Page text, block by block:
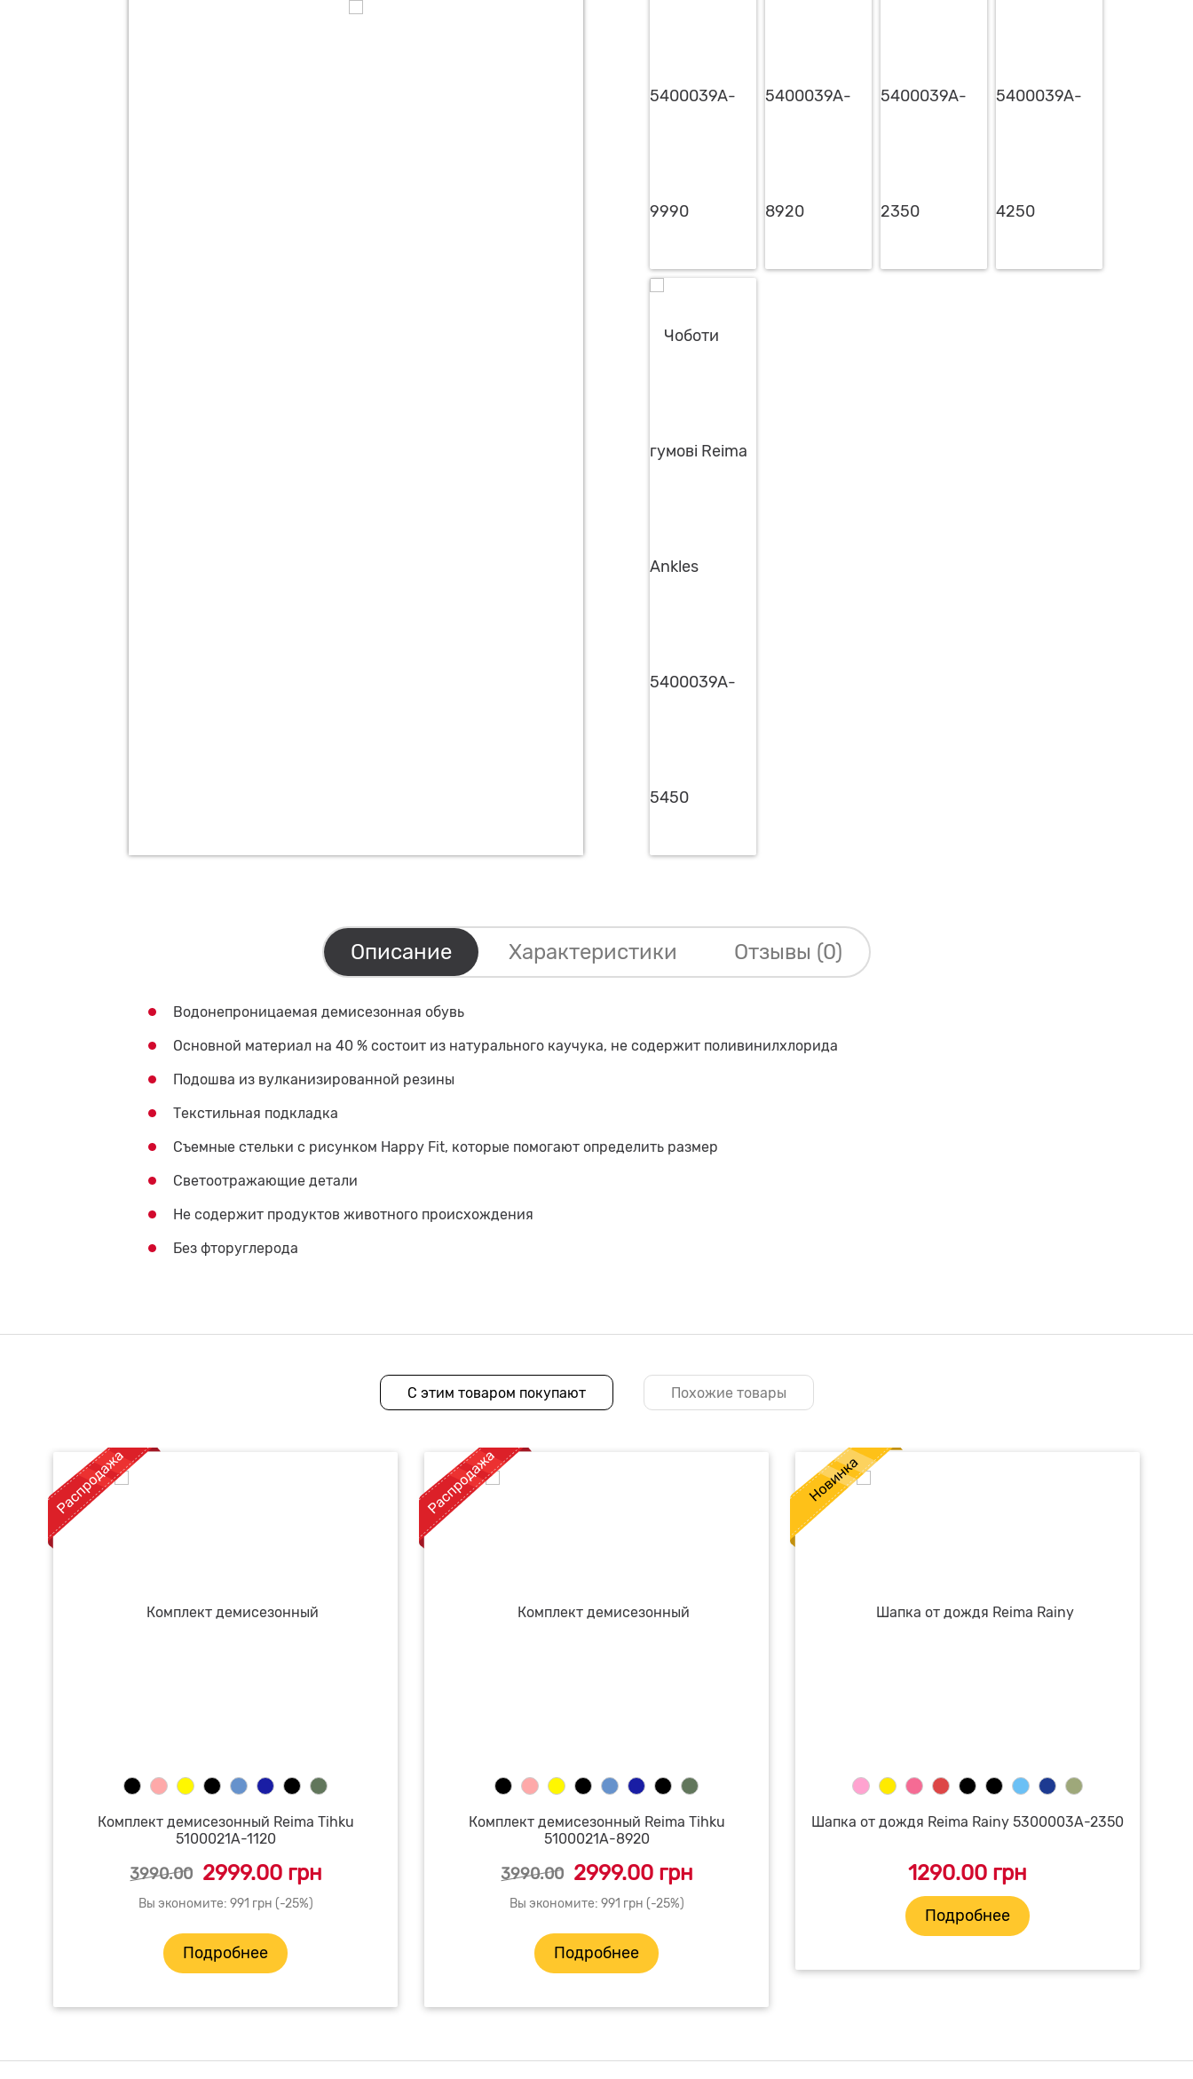
Описание Характеристики Отзывы (0)
Водонепроницаемая демисезонная обувь
Основной материал на 40 % состоит из натурального каучука, не содержит поливинилхлорида
Подошва из вулканизированной резины
Текстильная подкладка
Съемные стельки с рисунком Happy Fit, которые помогают определить размер
Светоотражающие детали
Не содержит продуктов животного происхождения
Без фторуглерода
С этим товаром покупают Похожие товары
Комплект демисезонный Reima Tihku
5100021A-1120
3990.00 2999.00 грн
Вы экономите: 991 грн (-25%)
Подробнее
Комплект демисезонный Reima Tihku
5100021A-8920
3990.00 2999.00 грн
Вы экономите: 991 грн (-25%)
Подробнее
Шапка от дождя Reima Rainy 5300003A-2350
1290.00 грн
Подробнее